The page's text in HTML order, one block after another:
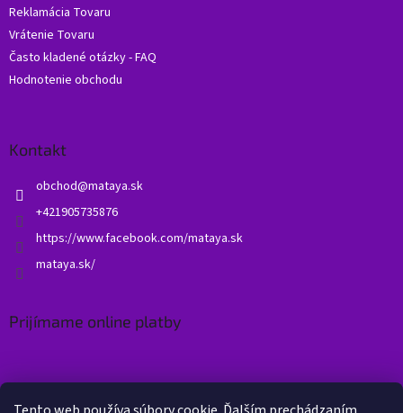
Reklamácia Tovaru
Vrátenie Tovaru
Často kladené otázky - FAQ
Hodnotenie obchodu
Kontakt
obchod@mataya.sk
+421905735876
https://www.facebook.com/mataya.sk
mataya.sk/
Prijímame online platby